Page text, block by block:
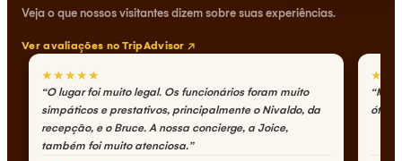
Veja o que nossos visitantes dizem sobre suas experiências.
Ver avaliações no TripAdvisor
★ ★ ★ ★ ★
“O lugar foi muito legal. Os funcionários foram muito
simpáticos e prestativos, principalmente o Nivaldo, da
recepção, e o Bruce. A nossa concierge, a Joice,
também foi muito atenciosa.”
★
“